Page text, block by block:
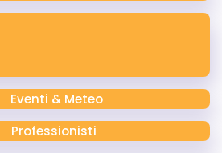
Eventi & Meteo
Professionisti